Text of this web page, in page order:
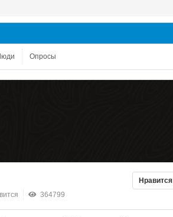
Опросы
364799
Нравится